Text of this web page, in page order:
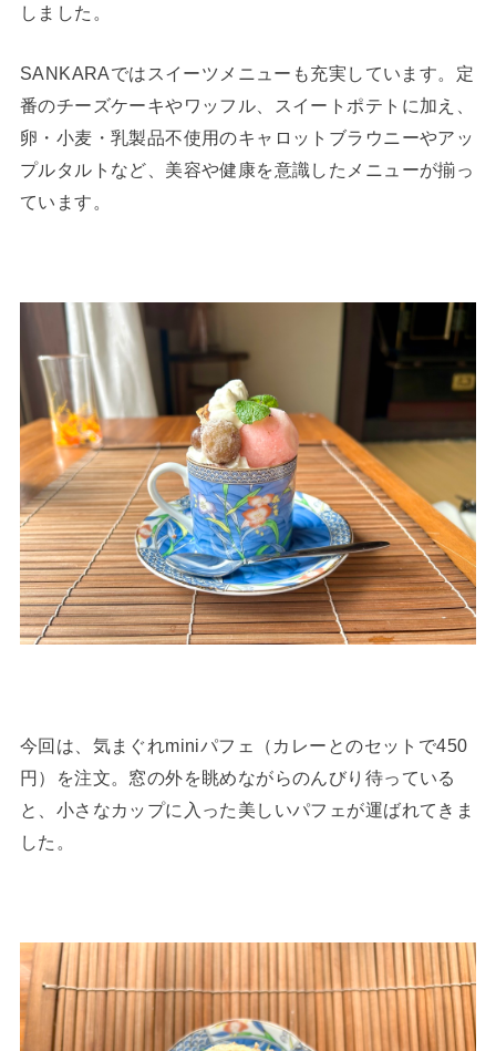
しました。
SANKARAではスイーツメニューも充実しています。定
番のチーズケーキやワッフル、スイートポテトに加え、
卵・小麦・乳製品不使用のキャロットブラウニーやアッ
プルタルトなど、美容や健康を意識したメニューが揃っ
ています。
今回は、気まぐれminiパフェ（カレーとのセットで450
円）を注文。窓の外を眺めながらのんびり待っている
と、小さなカップに入った美しいパフェが運ばれてきま
した。